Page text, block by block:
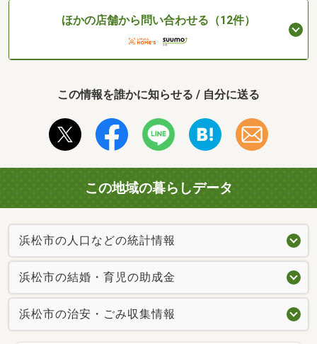
ほかの店舗から問い合わせる（12件）
この情報を誰かに知らせる / 自分に送る
この地域の暮らしデータ
浜松市の人口などの統計情報
浜松市の結婚・育児の助成金
浜松市の治安・ごみ収集情報